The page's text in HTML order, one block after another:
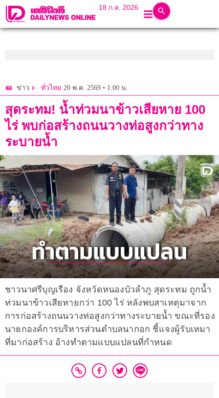
18 ก.ค. 2026
ข่าว ทั่วไทย 20 พ.ค. 2569 • 1:00 น.
สุดระทม! น้ำท่วมนาข้าวเสียหาย 100
ไร่ พบก่อสร้างถนนวางท่อสูงกว่าทาง
ระบายน้ำ
ชาวนาศรีบุญเรือง จังหวัดหนองบัวลำภู สุดระทม ถูกน้ำ
ท่วมนาข้าวเสียหายกว่า 100 ไร่ หลังพบสาเหตุมาจาก
การก่อสร้างถนนวางท่อสูงกว่าทางระบายน้ำ ขณะที่รอง
นายกองค์การบริหารส่วนตำบลนากอก ชี้แจงผู้รับเหมา
ที่มาก่อสร้าง อ้างทำตามแบบแปลนที่กำหนด